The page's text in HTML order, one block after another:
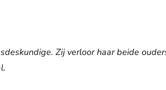
Zij verloor haar beide